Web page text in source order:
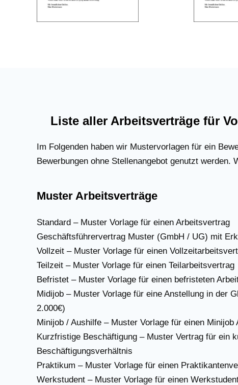
Liste aller Arbeitsverträge für
Im Folgenden haben wir Mustervorlagen für ein
Bewerbungen ohne Stellenangebot genutzt
Muster Arbeitsverträge
Standard – Muster Vorlage für einen Arbeitsvertrag
Geschäftsführervertrag Muster (GmbH / UG) mit
Vollzeit – Muster Vorlage für einen
Teilzeit – Muster Vorlage für einen Teilarbeitsvertrag
Befristet – Muster Vorlage für einen befristeten
Midijob – Muster Vorlage für eine Anstellung in der
2.000€)
Minijob / Aushilfe – Muster Vorlage für einen Minijob
Kurzfristige Beschäftigung – Muster Vertrag für ein
Beschäftigungsverhältnis
Praktikum – Muster Vorlage für einen
Werkstudent – Muster Vorlage für einen